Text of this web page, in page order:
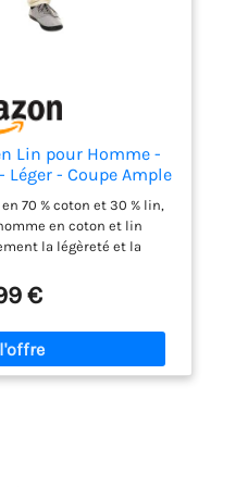
Lin pour Homme -
- Coupe Ample
- pour Les
Quotidien, Beige, XL
70 % coton et 30 % lin,
en coton et lin
la légèreté et la
du tissu en pur coton.
lin est très confortable,
Ainsi, le pantalon en lin
ample. Permet de bouger
les jambes, afin de
€